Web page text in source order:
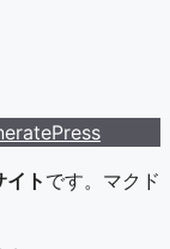
ト です。マクド